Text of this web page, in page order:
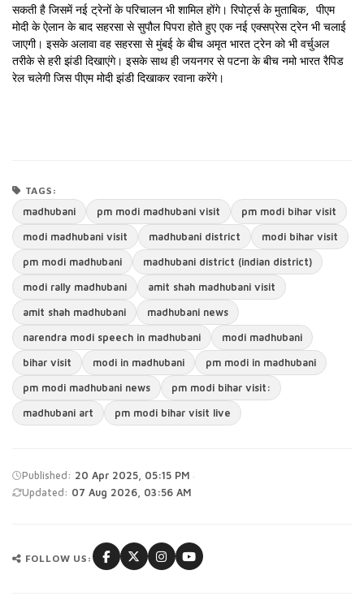
सकती है जिसमें नई ट्रेनों के परिचालन भी शामिल होंगे। रिपोर्ट्स के मुताबिक, पीएम
मोदी के ऐलान के बाद सहरसा से सुपौल पिपरा होते हुए एक नई एक्सप्रेस ट्रेन भी चलाई
जाएगी। इसके अलावा वह सहरसा से मुंबई के बीच अमृत भारत ट्रेन को भी वर्चुअल
तरीके से हरी झंडी दिखाएंगे। इसके साथ ही जयनगर से पटना के बीच नमो भारत रैपिड
रेल चलेगी जिस पीएम मोदी झंडी दिखाकर रवाना करेंगे।
TAGS:
madhubani
pm modi madhubani visit pm modi bihar visit
modi madhubani visit madhubani district modi bihar visit
pm modi madhubani madhubani district (indian district)
modi rally madhubani amit shah madhubani visit
amit shah madhubani madhubani news
narendra modi speech in madhubani modi madhubani
bihar visit modi in madhubani pm modi in madhubani
pm modi madhubani news pm modi bihar visit:
madhubani art pm modi bihar visit live
Published: 20 Apr 2025, 05:15 PM ·
Updated: 07 Aug 2026, 03:56 AM
FOLLOW US: